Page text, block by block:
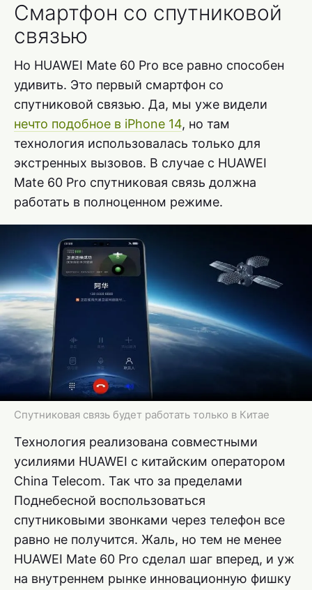
Смартфон со спутниковой
связью
Но HUAWEI Mate 60 Pro все равно способен
удивить. Это первый смартфон со
спутниковой связью. Да, мы уже видели
нечто подобное в iPhone 14, но там
технология использовалась только для
экстренных вызовов. В случае с HUAWEI
Mate 60 Pro спутниковая связь должна
работать в полноценном режиме.
Спутниковая связь будет работать только в Китае
Технология реализована совместными
усилиями HUAWEI с китайским оператором
China Telecom. Так что за пределами
Поднебесной воспользоваться
спутниковыми звонками через телефон все
равно не получится. Жаль, но тем не менее
HUAWEI Mate 60 Pro сделал шаг вперед, и уж
на внутреннем рынке инновационную фишку